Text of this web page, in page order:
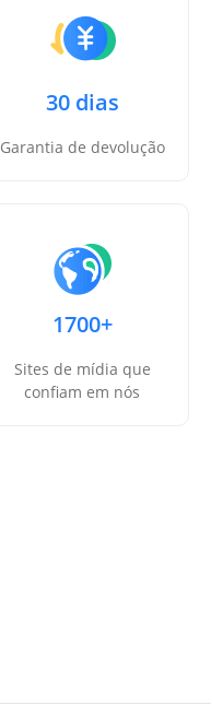
30 dias
Garantia de devolução
1700+
Sites de mídia que
confiam em nós